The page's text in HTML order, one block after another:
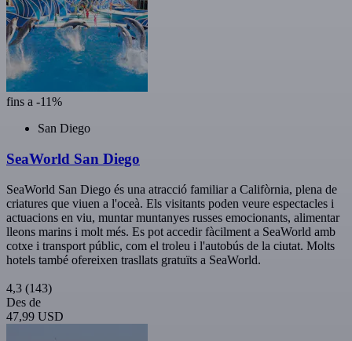
fins a -11%
San Diego
SeaWorld San Diego
SeaWorld San Diego és una atracció familiar a Califòrnia, plena de
criatures que viuen a l'oceà. Els visitants poden veure espectacles i
actuacions en viu, muntar muntanyes russes emocionants, alimentar
lleons marins i molt més. Es pot accedir fàcilment a SeaWorld amb
cotxe i transport públic, com el troleu i l'autobús de la ciutat. Molts
hotels també ofereixen trasllats gratuïts a SeaWorld.
4,3 (143)
Des de
47,99 USD